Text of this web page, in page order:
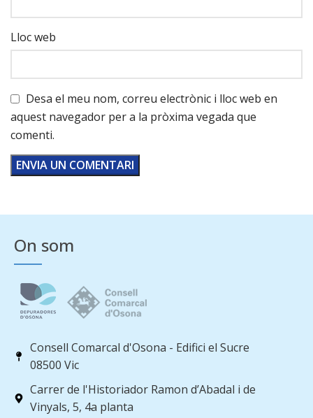
Lloc web
Desa el meu nom, correu electrònic i lloc web en
aquest navegador per a la pròxima vegada que
comenti.
On som
Consell Comarcal d'Osona - Edifici el Sucre
08500 Vic
Carrer de l'Historiador Ramon d’Abadal i de
Vinyals, 5, 4a planta